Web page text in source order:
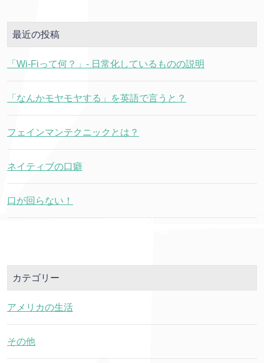
最近の投稿
「Wi-Fiって何？」- 日常化しているものの説明
「なんかモヤモヤする」を英語で言うと？
フェインマンテクニックとは？
ネイティブの口癖
口が回らない！
カテゴリー
アメリカの生活
その他